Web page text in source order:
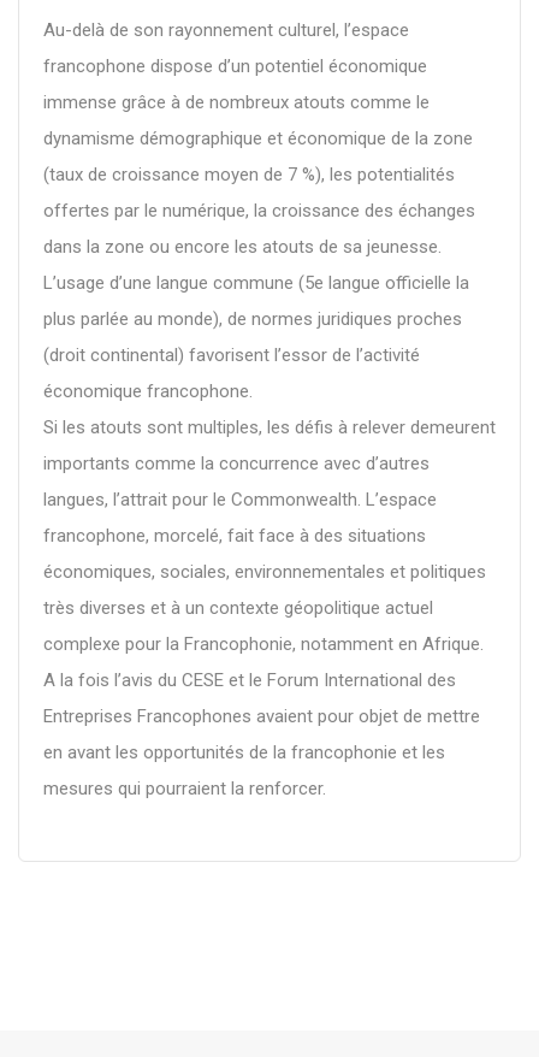
Au-delà de son rayonnement culturel, l’espace
francophone dispose d’un potentiel économique
immense grâce à de nombreux atouts comme le
dynamisme démographique et économique de la zone
(taux de croissance moyen de 7 %), les potentialités
offertes par le numérique, la croissance des échanges
dans la zone ou encore les atouts de sa jeunesse.
L’usage d’une langue commune (5e langue officielle la
plus parlée au monde), de normes juridiques proches
(droit continental) favorisent l’essor de l’activité
économique francophone.
Si les atouts sont multiples, les défis à relever demeurent
importants comme la concurrence avec d’autres
langues, l’attrait pour le Commonwealth. L’espace
francophone, morcelé, fait face à des situations
économiques, sociales, environnementales et politiques
très diverses et à un contexte géopolitique actuel
complexe pour la Francophonie, notamment en Afrique.
A la fois l’avis du CESE et le Forum International des
Entreprises Francophones avaient pour objet de mettre
en avant les opportunités de la francophonie et les
mesures qui pourraient la renforcer.